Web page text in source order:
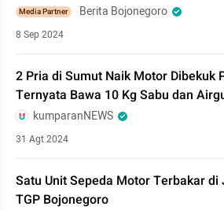
Media Partner Berita Bojonegoro
8 Sep 2024
2 Pria di Sumut Naik Motor Dibekuk
Ternyata Bawa 10 Kg Sabu dan
kumparanNEWS
31 Agt 2024
Satu Unit Sepeda Motor Terbakar di
TGP Bojonegoro